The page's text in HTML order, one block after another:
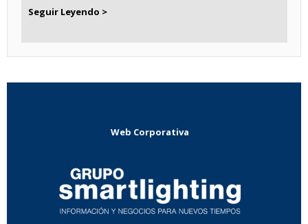
Seguir Leyendo >
Web Corporativa